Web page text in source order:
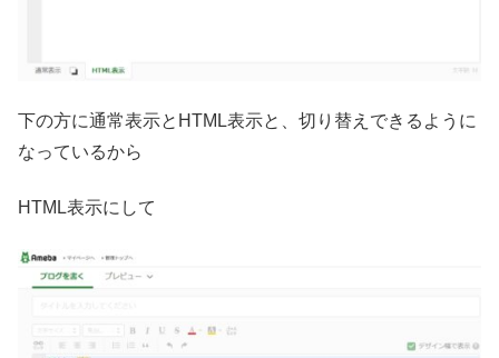
下の方に通常表示とHTML表示と、切り替えできるように
なっているから
HTML表示にして